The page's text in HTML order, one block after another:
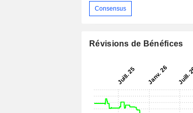
Consensus
Révisions de Bénéfices